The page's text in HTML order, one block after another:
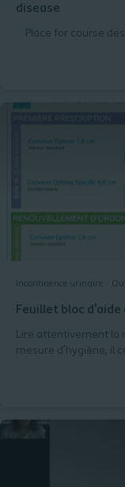
disease
Place for course
Incontinence urinaire
Feuillet bloc d'aide
Lire attentivement la
mesure d’hygiène, il